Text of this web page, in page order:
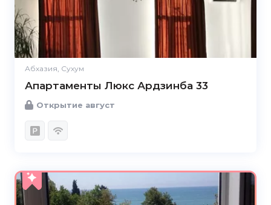
Абхазия, Сухум
Апартаменты Люкс Ардзинба 33
Открытие август